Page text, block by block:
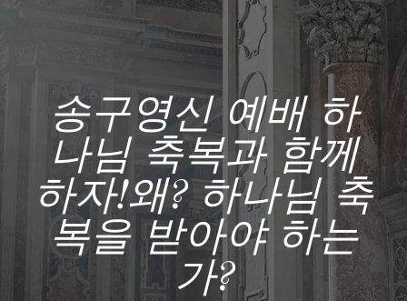
송구영신 예배 하
나님 축복과 함께
하자!왜? 하나님 축
복을 받아야 하는
가?